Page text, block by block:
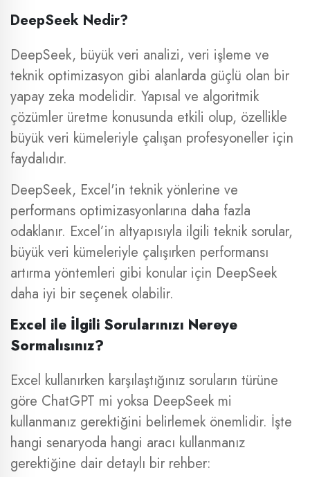
DeepSeek Nedir?
DeepSeek, büyük veri analizi, veri işleme ve
teknik optimizasyon gibi alanlarda güçlü olan bir
yapay zeka modelidir. Yapısal ve algoritmik
çözümler üretme konusunda etkili olup, özellikle
büyük veri kümeleriyle çalışan profesyoneller için
faydalıdır.
DeepSeek, Excel'in teknik yönlerine ve
performans optimizasyonlarına daha fazla
odaklanır. Excel’in altyapısıyla ilgili teknik sorular,
büyük veri kümeleriyle çalışırken performansı
artırma yöntemleri gibi konular için DeepSeek
daha iyi bir seçenek olabilir.
Excel ile İlgili Sorularınızı Nereye
Sormalısınız?
Excel kullanırken karşılaştığınız soruların türüne
göre ChatGPT mi yoksa DeepSeek mi
kullanmanız gerektiğini belirlemek önemlidir. İşte
hangi senaryoda hangi aracı kullanmanız
gerektiğine dair detaylı bir rehber: